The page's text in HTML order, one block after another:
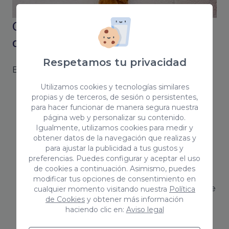
Respetamos tu privacidad
Utilizamos cookies y tecnologías similares
propias y de terceros, de sesión o persistentes,
para hacer funcionar de manera segura nuestra
página web y personalizar su contenido.
Igualmente, utilizamos cookies para medir y
obtener datos de la navegación que realizas y
para ajustar la publicidad a tus gustos y
preferencias. Puedes configurar y aceptar el uso
de cookies a continuación. Asimismo, puedes
modificar tus opciones de consentimiento en
cualquier momento visitando nuestra Política
de Cookies y obtener más información
haciendo clic en: Aviso legal
Coco Solution como tu agencia de
comunicación en Las Palmas
En Coco Solution te ayudamos con:
Tu comunicación corporativa: Te ayudamos
a desarrollar una buena estrategia
corporativa para construir tu marca y
mejorar tu posicionamiento y reputación.
Nos encargaremos de definir tu branding y
de diferenciarte de la competencia.
El Marketing:Definimos una estrategia para
determinar un buen plan de marketing o de
una acción puntual para tu negocio.
Potenciar tu marca en las redes sociales